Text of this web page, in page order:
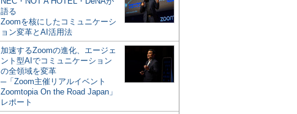
語る
Zoomを核にしたコミュニケーシ
ョン変革とAI活用法
加速するZoomの進化、エージェ
ント型AIでコミュニケーション
の全領域を変革
─「Zoom主催リアルイベント
Zoomtopia On the Road Japan」
レポート